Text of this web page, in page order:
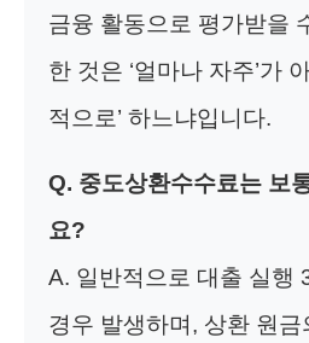
금융 활동으로 평가받을
한 것은 ‘얼마나 자주’가
적으로’ 하느냐입니다.
Q. 중도상환수수료는 보
요?
A. 일반적으로 대출 실행
경우 발생하며, 상환 원